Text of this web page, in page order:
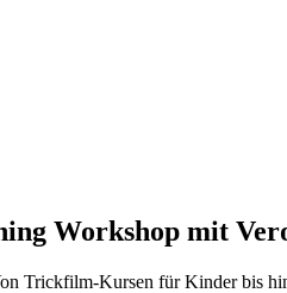
Workshop mit
Trickfilm-Kursen für Kinder bis